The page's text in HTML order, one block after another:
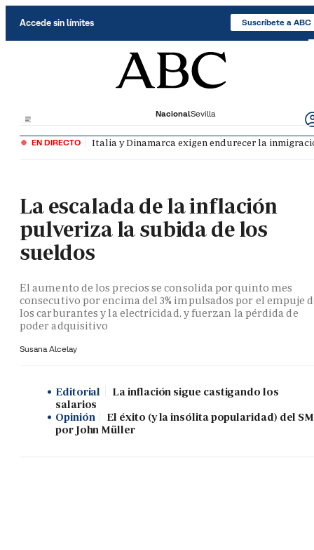
Accede sin límites Suscríbete a ABC
NacionalSevilla
EN DIRECTO Italia y Dinamarca exigen endurecer la
La escalada de la inflación
pulveriza la subida de los
sueldos
El aumento de los precios se consolida por quinto mes
consecutivo por encima del 3% impulsados por el empuje
los carburantes y la electricidad, y fuerzan la pérdida de
poder adquisitivo
Susana Alcelay
Editorial
La inflación sigue castigando los
salarios
Opinión
El éxito (y la insólita popularidad) del
por John Müller